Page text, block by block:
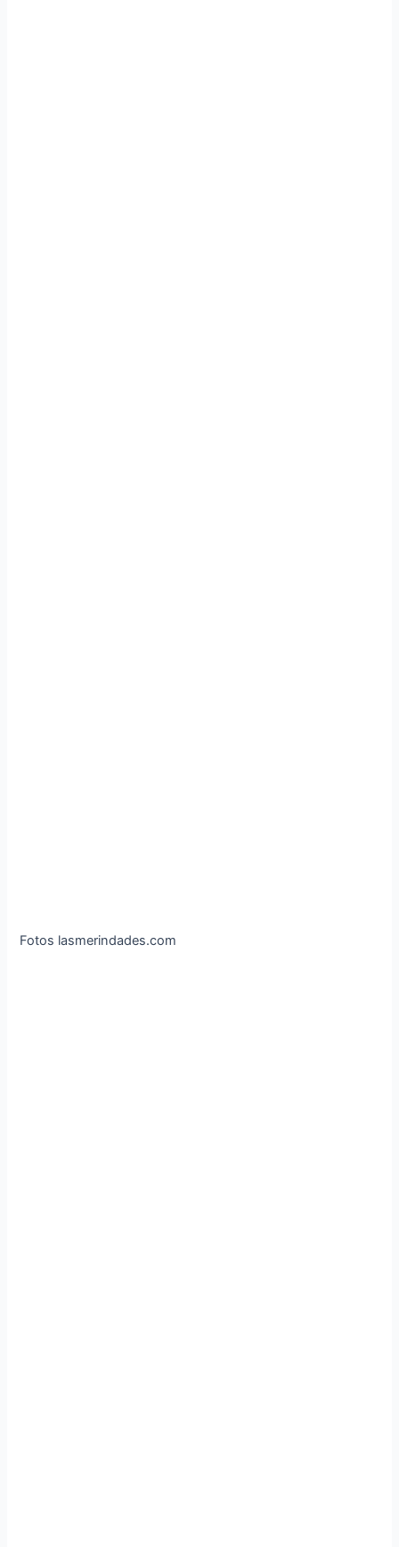
Fotos lasmerindades.com